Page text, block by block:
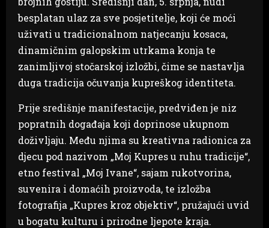
besplatan ulaz za sve posjetitelje, koji će moći
uživati u tradicionalnom natjecanju kosaca,
dinamičnim galopskim utrkama konja te
zanimljivoj stočarskoj izložbi, čime se nastavlja
duga tradicija očuvanja kupreškog identiteta.
Prije središnje manifestacije, predviđen je niz
popratnih događaja koji doprinose ukupnom
doživljaju. Među njima su kreativna radionica za
djecu pod nazivom „Moj Kupres u ruhu tradicije“,
etno festival „Moj Ivane“, sajam rukotvorina,
suvenira i domaćih proizvoda, te izložba
fotografija „Kupres kroz objektiv“, pružajući uvid
u bogatu kulturu i prirodne ljepote kraja.